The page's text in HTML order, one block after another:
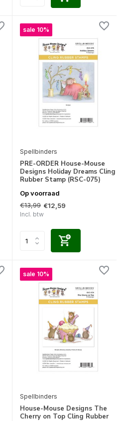
sale 10%
Spellbinders
PRE-ORDER House-Mouse
Designs Holiday Dreams Cling
Rubber Stamp (RSC-075)
Op voorraad
€13,99 €12,59
Incl. btw
sale 10%
Spellbinders
House-Mouse Designs The
Cherry on Top Cling Rubber